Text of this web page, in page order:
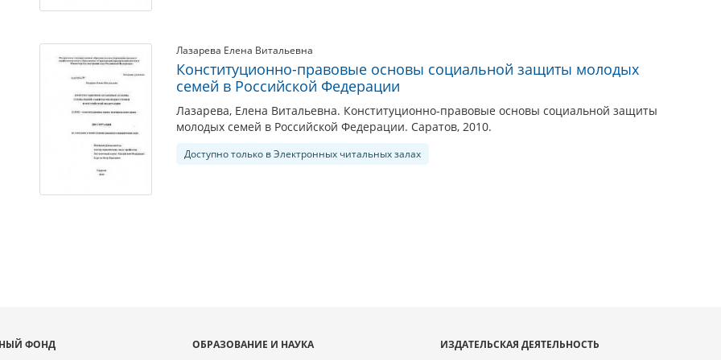
Лазарева Елена Витальевна
Конституционно-правовые основы социальной защиты молодых
семей в Российской Федерации
Лазарева, Елена Витальевна. Конституционно-правовые основы социальной защиты
молодых семей в Российской Федерации. Саратов, 2010.
Доступно только в Электронных читальных залах
ФОНД ОБРАЗОВАНИЕ И НАУКА ИЗДАТЕЛЬСКАЯ ДЕЯТЕЛЬНОСТЬ